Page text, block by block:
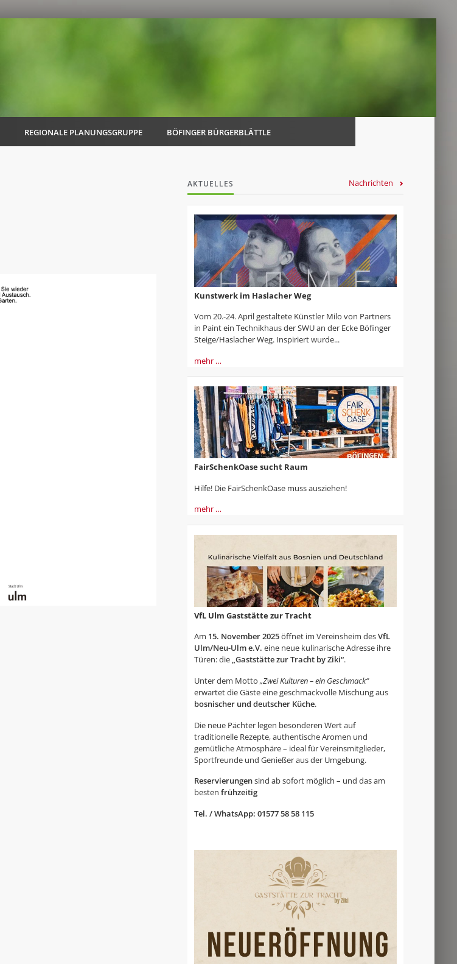
REGIONALE PLANUNGSGRUPPE BÖFINGER BÜRGERBLÄTTLE
AKTUELLES Nachrichten
Kunstwerk im Haslacher Weg
Vom 20.-24. April gestaltete Künstler Milo von Partners
in Paint ein Technikhaus der SWU an der Ecke Böfinger
Steige/Haslacher Weg. Inspiriert wurde...
mehr …
FairSchenkOase sucht Raum
Hilfe! Die FairSchenkOase muss ausziehen!
mehr …
VfL Ulm Gaststätte zur Tracht
Am 15. November 2025öffnet im Vereinsheim desVfL
Ulm/Neu-Ulm e.V. eine neue kulinarische Adresse ihre
Türen: die „Gaststätte zur Tracht by Ziki“.
Unter dem Motto „Zwei Kulturen – ein Geschmack“
erwartet die Gäste eine geschmackvolle Mischung aus
bosnischer und deutscher Küche.
Die neue Pächter legen besonderen Wert auf
traditionelle Rezepte, authentische Aromen und
gemütliche Atmosphäre – ideal für Vereinsmitglieder,
Sportfreunde und Genießer aus der Umgebung.
Reservierungensind ab sofort möglich – und das am
besten frühzeitig
Tel. / WhatsApp: 01577 58 58 115